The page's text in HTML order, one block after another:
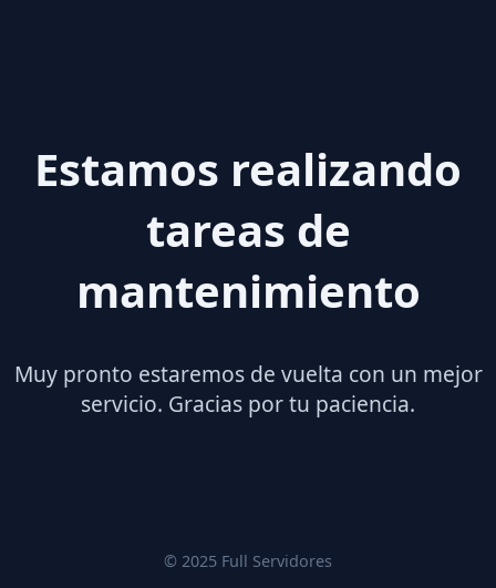
Estamos realizando
tareas de
mantenimiento
Muy pronto estaremos de vuelta con un mejor
servicio. Gracias por tu paciencia.
© 2025 Full Servidores